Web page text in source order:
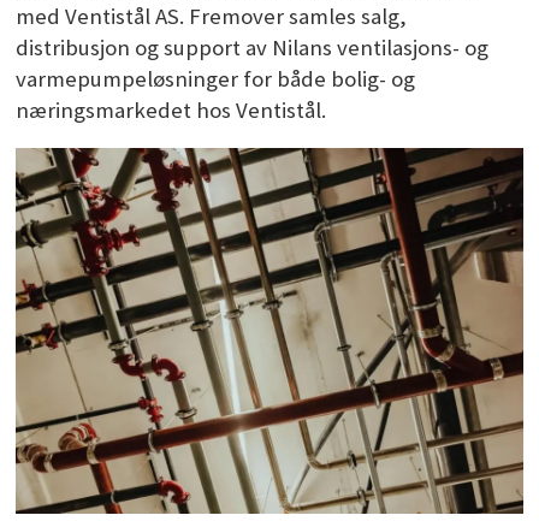
med Ventistål AS. Fremover samles salg,
distribusjon og support av Nilans ventilasjons- og
varmepumpeløsninger for både bolig- og
næringsmarkedet hos Ventistål.